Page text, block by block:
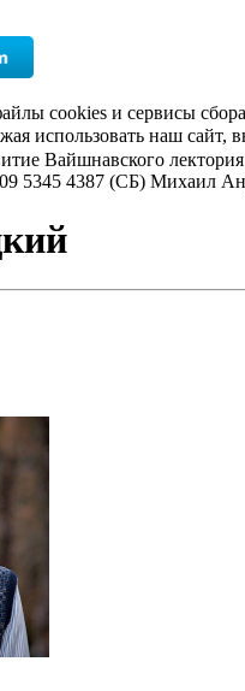
cookies и сервисы
использовать наш сайт,
Вайшнавского
5345 4387 (СБ) Михаил